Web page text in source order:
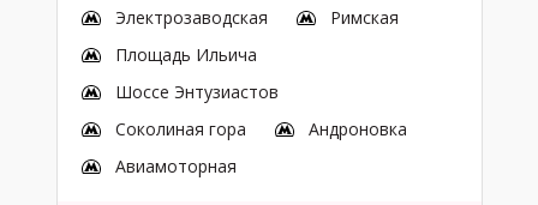
Электрозаводская
Римская
Площадь Ильича
Шоссе Энтузиастов
Соколиная гора
Андроновка
Авиамоторная